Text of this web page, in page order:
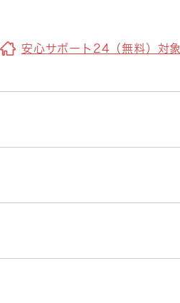
安心サポート24（無料）対象